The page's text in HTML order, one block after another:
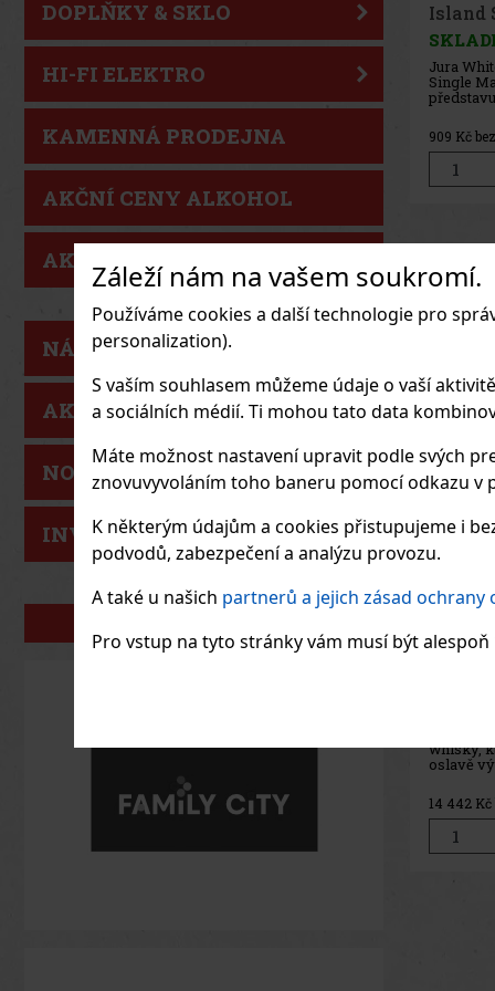
Záleží nám na vašem soukromí.
Používáme cookies a další technologie pro
personalization).
S vaším souhlasem můžeme údaje o vaší
a sociálních médií. Ti mohou tato data
Máte možnost nastavení upravit podle svých
znovuvyvoláním toho baneru pomocí odkazu v
K některým údajům a cookies přistupujeme i
podvodů, zabezpečení a analýzu provozu.
A také u našich partnerů a jejich zásad ochrany
Pro vstup na tyto stránky vám musí být
DOPLŇKY & SKLO
HI-FI ELEKTRO
KAMENNÁ PRODEJNA
AKČNÍ CENY ALKOHOL
AKČNÍ CENY PARFUMERIE
NÁŠ TIP
AKCE
NOVÉ ZBOŽÍ
INVESTIČNÍ TIP
Single
Whisky
Malt
single
Islay,
větrem
svého
určena
hledají
1 219Kč
Ghost
je páté
která
zaměřuje
palírnu
7 769Kč